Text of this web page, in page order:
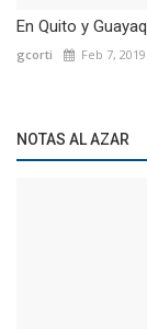
En Quito y
gcorti Feb 7, 2019
NOTAS AL AZAR